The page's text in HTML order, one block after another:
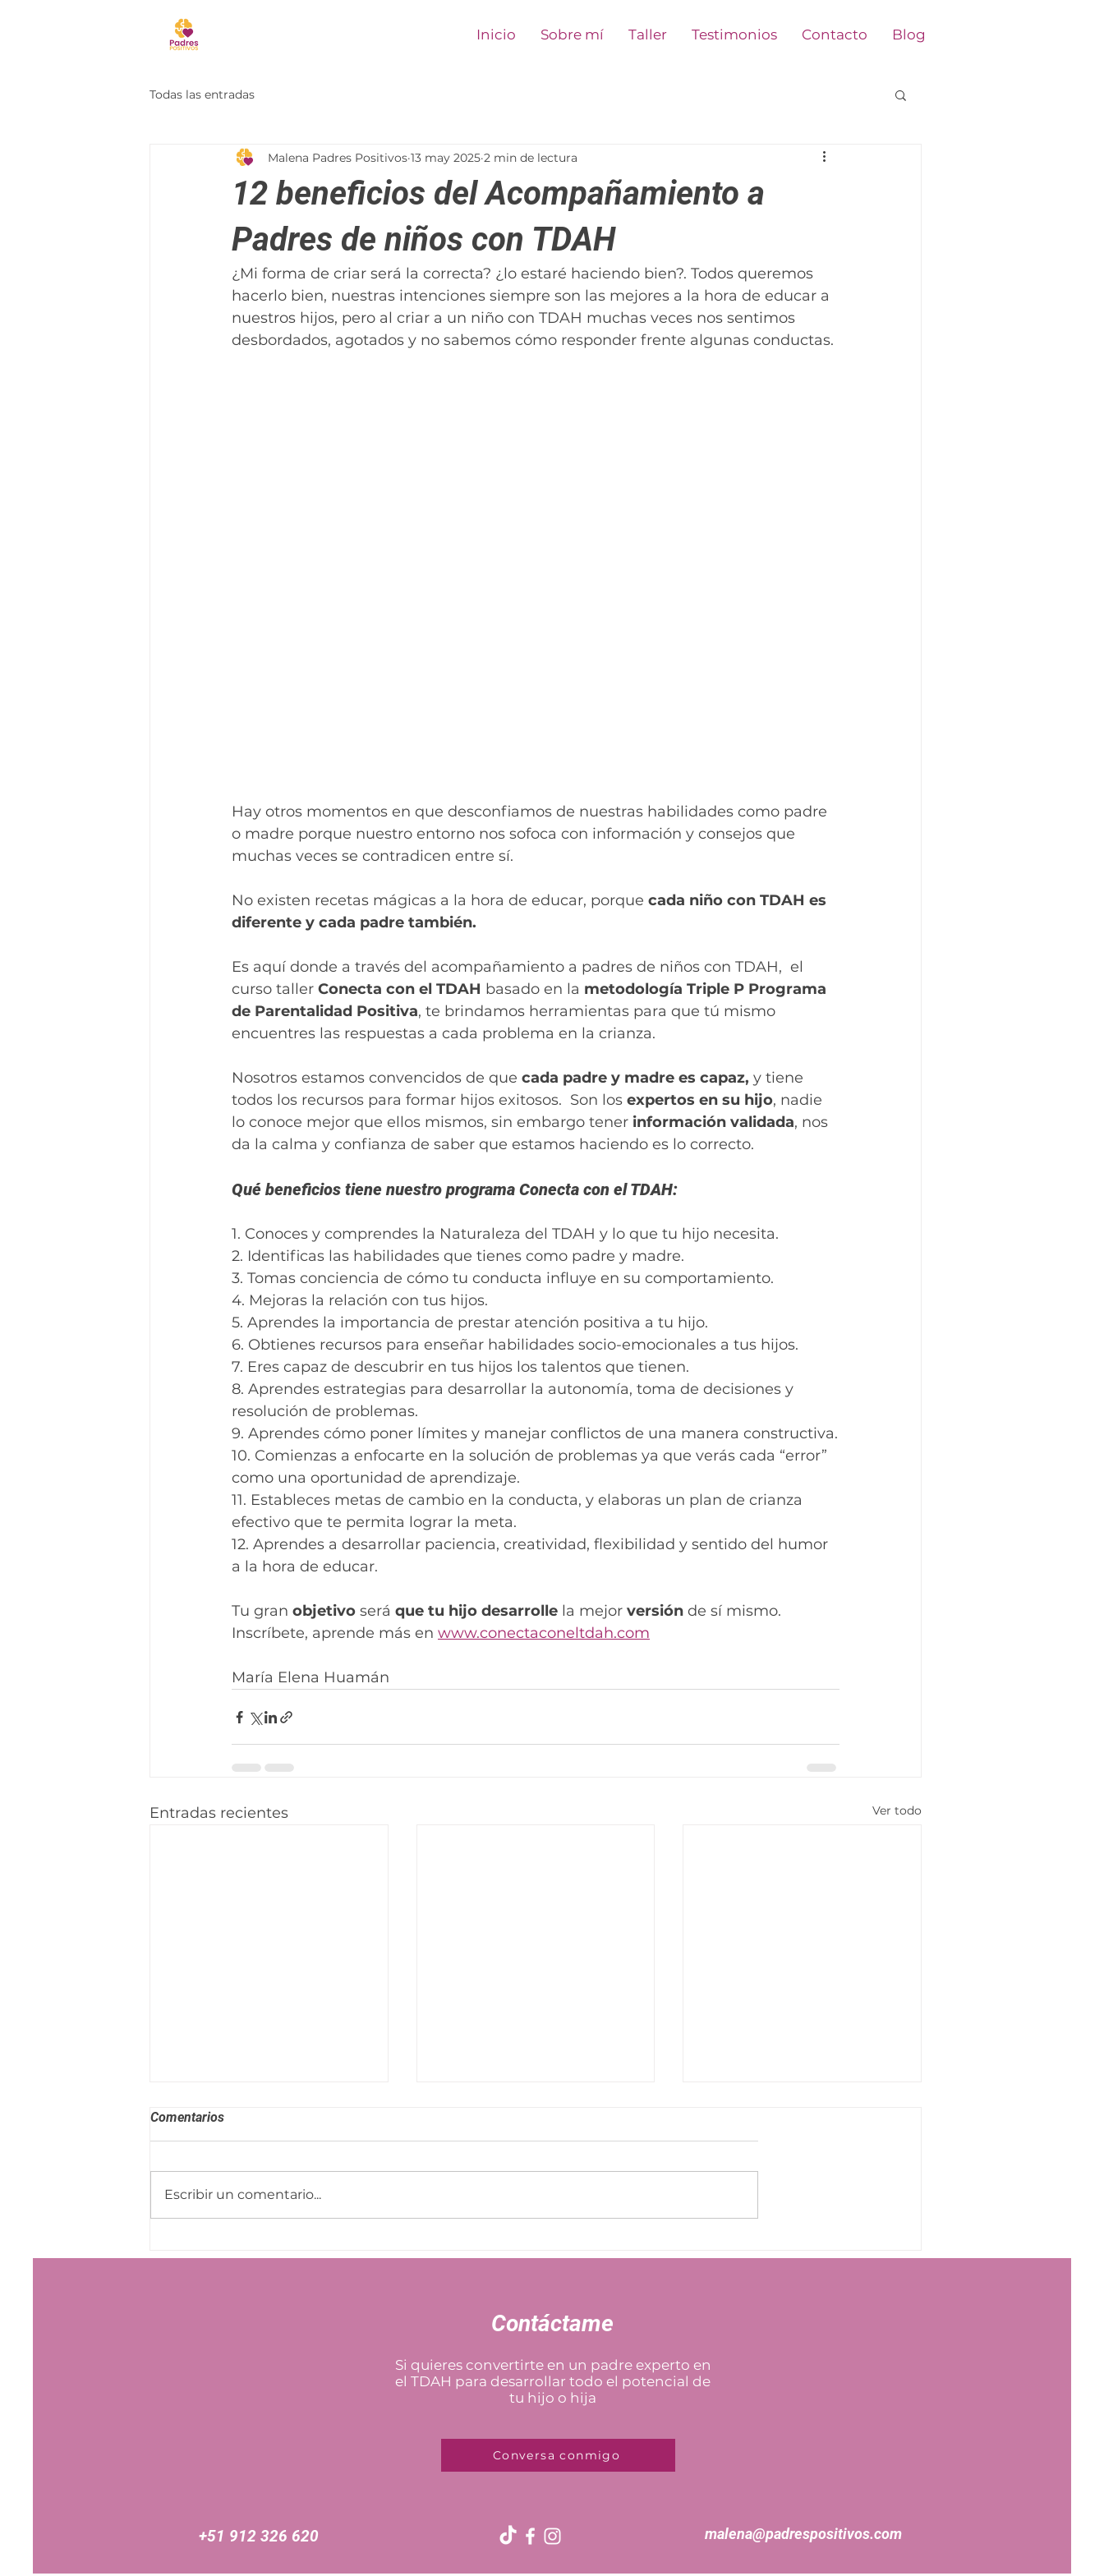
Inicio Sobre mí Taller Testimonios Contacto Blog
Todas las entradas
12 beneficios del Acompañamiento a
Padres de niños con TDAH
Malena Padres Positivos 13 may 2025 2 min de lectura
¿Mi forma de criar será la correcta? ¿lo estaré haciendo bien?. Todos queremos
hacerlo bien, nuestras intenciones siempre son las mejores a la hora de educar a
nuestros hijos, pero al criar a un niño con TDAH muchas veces nos sentimos
desbordados, agotados y no sabemos cómo responder frente algunas conductas.
Hay otros momentos en que desconfiamos de nuestras habilidades como padre
o madre porque nuestro entorno nos sofoca con información y consejos que
muchas veces se contradicen entre sí.
No existen recetas mágicas a la hora de educar, porque cada niño con TDAH es
diferente y cada padre también.
Es aquí donde a través del acompañamiento a padres de niños con TDAH,  el
curso taller Conecta con el TDAH basado en la metodología Triple P Programa
de Parentalidad Positiva, te brindamos herramientas para que tú mismo
encuentres las respuestas a cada problema en la crianza.
Nosotros estamos convencidos de que cada padre y madre es capaz, y tiene
todos los recursos para formar hijos exitosos.  Son los expertos en su hijo, nadie
lo conoce mejor que ellos mismos, sin embargo tener información validada, nos
da la calma y confianza de saber que estamos haciendo es lo correcto.
Qué beneficios tiene nuestro programa Conecta con el TDAH:
1. Conoces y comprendes la Naturaleza del TDAH y lo que tu hijo necesita.
2. Identificas las habilidades que tienes como padre y madre.
3. Tomas conciencia de cómo tu conducta influye en su comportamiento.
4. Mejoras la relación con tus hijos.
5. Aprendes la importancia de prestar atención positiva a tu hijo.
6. Obtienes recursos para enseñar habilidades socio-emocionales a tus hijos.
7. Eres capaz de descubrir en tus hijos los talentos que tienen.
8. Aprendes estrategias para desarrollar la autonomía, toma de decisiones y
resolución de problemas.
9. Aprendes cómo poner límites y manejar conflictos de una manera constructiva.
10. Comienzas a enfocarte en la solución de problemas ya que verás cada “error”
como una oportunidad de aprendizaje.
11. Estableces metas de cambio en la conducta, y elaboras un plan de crianza
efectivo que te permita lograr la meta.
12. Aprendes a desarrollar paciencia, creatividad, flexibilidad y sentido del humor
a la hora de educar.
Tu gran objetivo será que tu hijo desarrolle la mejor versión de sí mismo.
Inscríbete, aprende más en www.conectaconeltdah.com
María Elena Huamán
Entradas recientes Ver todo
Esto es lo que dice la
comer?: Cuando la hora de
la ciencia de la
Comentarios
Escribir un comentario...
Contáctame
Si quieres convertirte en un padre experto en
el TDAH para desarrollar todo el potencial de
tu hijo o hija
Conversa conmigo
+51 912 326 620 malena@padrespositivos.com